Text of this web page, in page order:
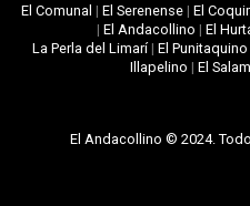
El Comunal | El Serenense| El
| El Andacollino | El
La Perla del Limarí|El Punitaquino
Illapelino | El
El Andacollino © 2024.